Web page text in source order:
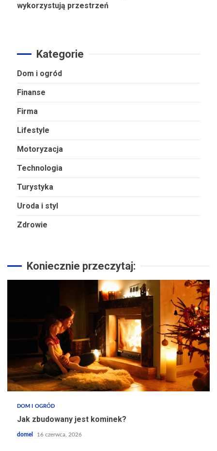
wykorzystują przestrzeń
Kategorie
Dom i ogród
Finanse
Firma
Lifestyle
Motoryzacja
Technologia
Turystyka
Uroda i styl
Zdrowie
Koniecznie przeczytaj:
DOM I OGRÓD
Jak zbudowany jest kominek?
domel 16 czerwca, 2026